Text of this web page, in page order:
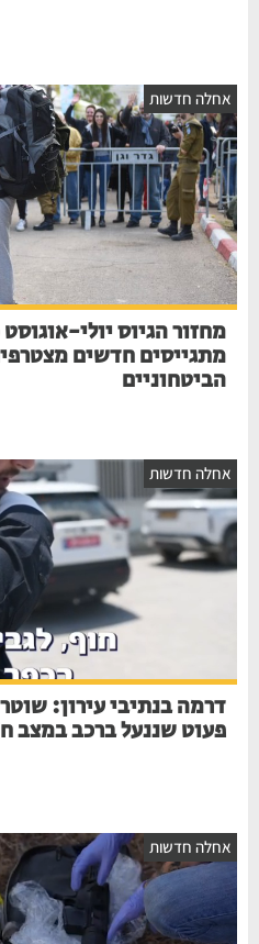
אחלה חדשות
מתגייסים חדשים
הביטחוניים
אחלה חדשות
דרמה בנתיבי עירון:
פעוט שננעל ברכב במצב
אחלה חדשות